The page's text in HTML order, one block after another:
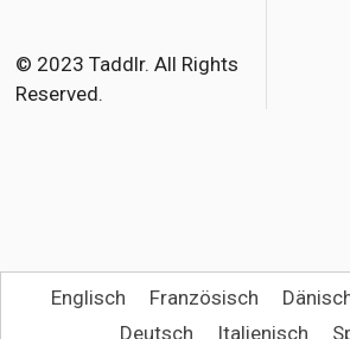
o
k
r
© 2023 Taddlr. All Rights
Reserved.
Englisch Französisch
Deutsch
Italienisch